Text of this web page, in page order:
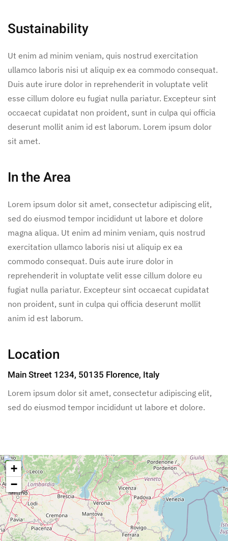
Sustainability
Ut enim ad minim veniam, quis nostrud exercitation
ullamco laboris nisi ut aliquip ex ea commodo consequat.
Duis aute irure dolor in reprehenderit in voluptate velit
esse cillum dolore eu fugiat nulla pariatur. Excepteur sint
occaecat cupidatat non proident, sunt in culpa qui officia
deserunt mollit anim id est laborum. Lorem ipsum dolor
sit amet.
In the Area
Lorem ipsum dolor sit amet, consectetur adipiscing elit,
sed do eiusmod tempor incididunt ut labore et dolore
magna aliqua. Ut enim ad minim veniam, quis nostrud
exercitation ullamco laboris nisi ut aliquip ex ea
commodo consequat. Duis aute irure dolor in
reprehenderit in voluptate velit esse cillum dolore eu
fugiat nulla pariatur. Excepteur sint occaecat cupidatat
non proident, sunt in culpa qui officia deserunt mollit
anim id est laborum.
Location
Main Street 1234, 50135 Florence, Italy
Lorem ipsum dolor sit amet, consectetur adipiscing elit,
sed do eiusmod tempor incididunt ut labore et dolore.
+
−